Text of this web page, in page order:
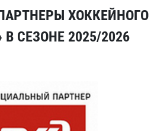
ХОККЕЙНОГО
СЕЗОНЕ 2025/2026